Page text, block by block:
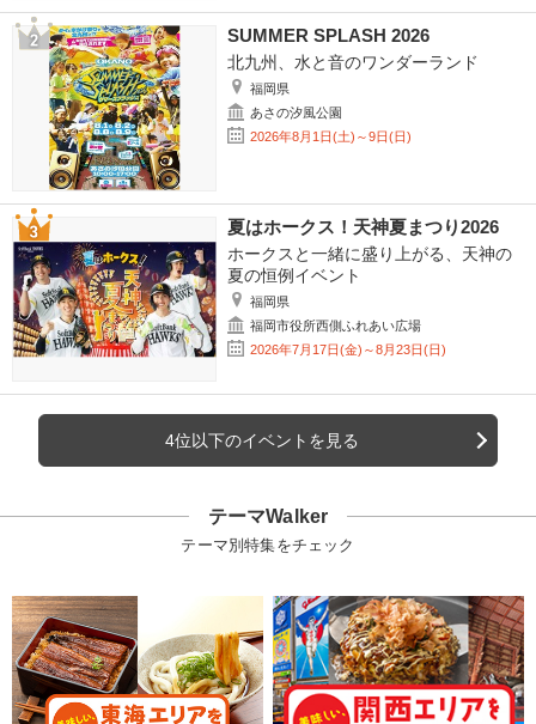
SUMMER SPLASH 2026
北九州、水と音のワンダーランド
福岡県
あさの汐風公園
2026年8月1日(土)～9日(日)
夏はホークス！天神夏まつり2026
ホークスと一緒に盛り上がる、天神の
夏の恒例イベント
福岡県
福岡市役所西側ふれあい広場
2026年7月17日(金)～8月23日(日)
4位以下のイベントを見る
テーマWalker
テーマ別特集をチェック